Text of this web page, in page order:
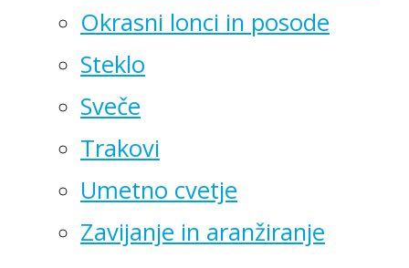
Okrasni lonci in posode
Steklo
Sveče
Trakovi
Umetno cvetje
Zavijanje in aranžiranje